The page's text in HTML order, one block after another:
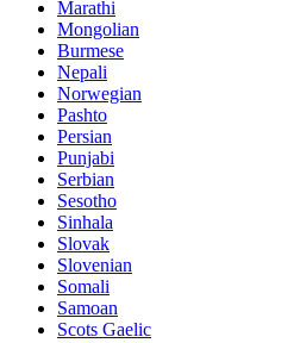
Marathi
Mongolian
Burmese
Nepali
Norwegian
Pashto
Persian
Punjabi
Serbian
Sesotho
Sinhala
Slovak
Slovenian
Somali
Samoan
Scots Gaelic